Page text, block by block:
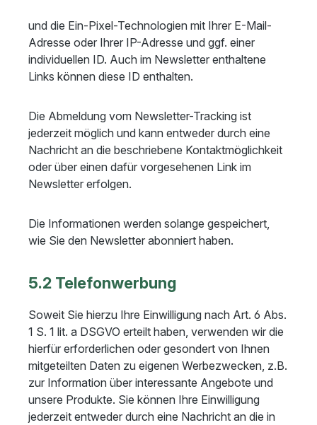
und die Ein-Pixel-Technologien mit Ihrer E-Mail-
Adresse oder Ihrer IP-Adresse und ggf. einer
individuellen ID. Auch im Newsletter enthaltene
Links können diese ID enthalten.
Die Abmeldung vom Newsletter-Tracking ist
jederzeit möglich und kann entweder durch eine
Nachricht an die beschriebene Kontaktmöglichkeit
oder über einen dafür vorgesehenen Link im
Newsletter erfolgen.
Die Informationen werden solange gespeichert,
wie Sie den Newsletter abonniert haben.
5.2 Telefonwerbung
Soweit Sie hierzu Ihre Einwilligung nach Art. 6 Abs.
1 S. 1 lit. a DSGVO erteilt haben, verwenden wir die
hierfür erforderlichen oder gesondert von Ihnen
mitgeteilten Daten zu eigenen Werbezwecken, z.B.
zur Information über interessante Angebote und
unsere Produkte. Sie können Ihre Einwilligung
jederzeit entweder durch eine Nachricht an die in